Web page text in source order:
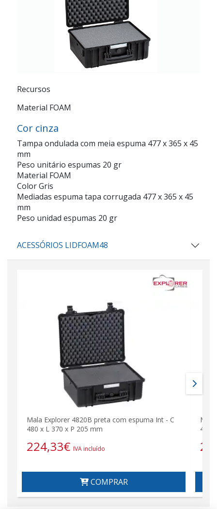
Recursos
Material FOAM
Cor cinza
Tampa ondulada com meia espuma 477 x 365 x 45
mm
Peso unitário espumas 20 gr
Material FOAM
Color Gris
Mediadas espuma tapa corrugada 477 x 365 x 45
mm
Peso unidad espumas 20 gr
ACESSÓRIOS LIDFOAM48
Mala Explorer 4820B preta com espuma Int - C
480 x L 370 x P 205 mm
224,33€ IVA incluído
COMPRAR
480